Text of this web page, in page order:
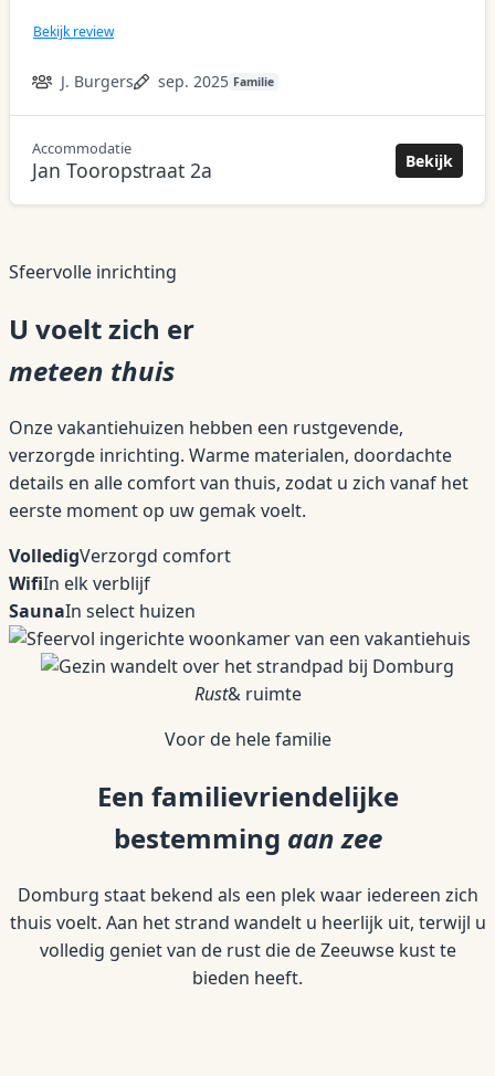
Bekijk review
J. Burgers sep. 2025 Familie
Jan Tooropstraat 2a
Accommodatie
Bekijk
Sfeervolle inrichting
U voelt zich er
meteen thuis
Onze vakantiehuizen hebben een rustgevende,
verzorgde inrichting. Warme materialen, doordachte
details en alle comfort van thuis, zodat u zich vanaf het
eerste moment op uw gemak voelt.
VolledigVerzorgd comfort
WifiIn elk verblijf
SaunaIn select huizen
Rust& ruimte
Voor de hele familie
Een familievriendelijke
bestemming aan zee
Domburg staat bekend als een plek waar iedereen zich
thuis voelt. Aan het strand wandelt u heerlijk uit, terwijl u
volledig geniet van de rust die de Zeeuwse kust te
bieden heeft.